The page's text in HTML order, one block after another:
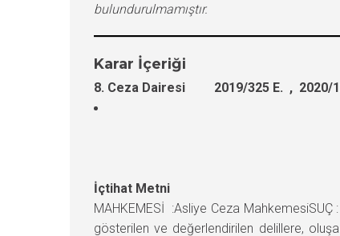
bulundurulmamıştır.
Karar İçeriği
8. Ceza Dairesi 2019/325 E. , 2020/
İçtihat Metni
MAHKEMESİ :Asliye Ceza MahkemesiSUÇ
gösterilen ve değerlendirilen delillere,